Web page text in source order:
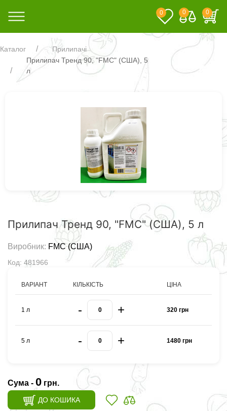
0 0 0
Каталог
Прилипачі
Прилипач Тренд 90, "FMC" (США), 5
л
Прилипач Тренд 90, "FMC" (США), 5 л
Виробник: FMC (США)
Код: 481966
ВАРІАНТ КІЛЬКІСТЬ ЦІНА
1 л - + 320 грн
5 л - + 1480 грн
Сума - 0 грн.
ДО КОШИКА